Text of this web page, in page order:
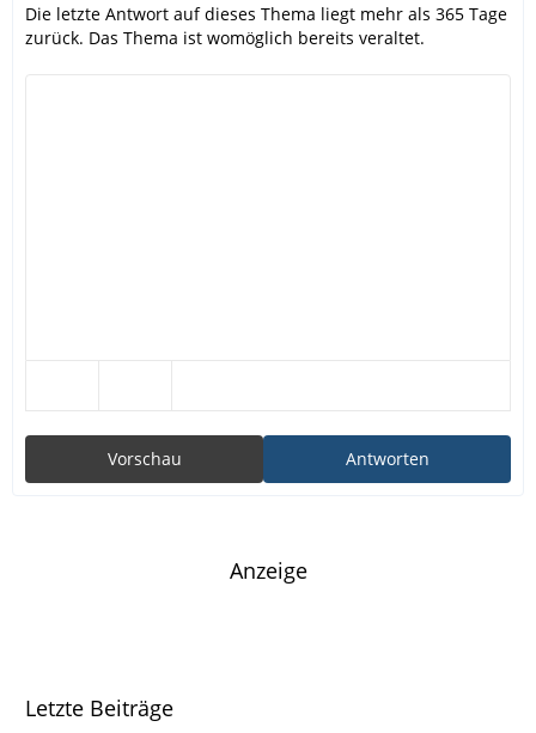
Die letzte Antwort auf dieses Thema liegt mehr als 365 Tage
zurück. Das Thema ist womöglich bereits veraltet.
Antworten
Vorschau
Anzeige
Letzte Beiträge